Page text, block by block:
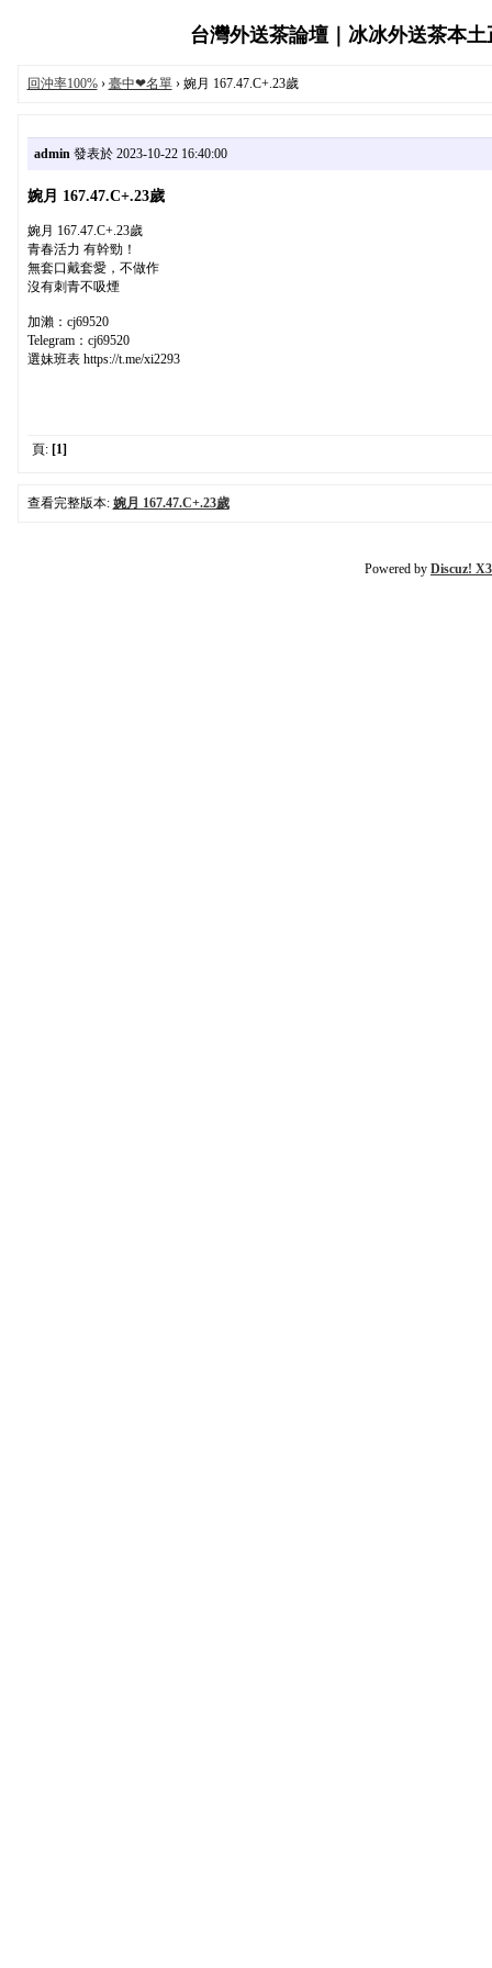
台灣外送茶論壇｜冰冰外送茶本
回沖率100%› 臺中❤名單› 婉月 167.47.C+.23歲
admin發表於 2023-10-22 16:40:00
婉月 167.47.C+.23歲
婉月 167.47.C+.23歲
青春活力 有幹勁！
無套口戴套愛，不做作
沒有刺青不吸煙
加瀨：cj69520
Telegram：cj69520
選妹班表 https://t.me/xi2293
頁: [1]
查看完整版本: 婉月 167.47.C+.23歲
Powered by Discuz!